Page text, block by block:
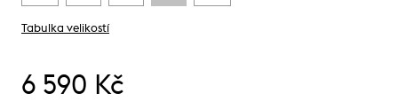
Tabulka velikostí
6 590 Kč